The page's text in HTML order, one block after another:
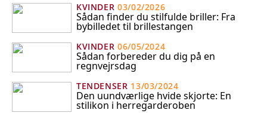
KVINDER 03/02/2026
Sådan finder du stilfulde briller: Fra
bybilledet til brillestangen
KVINDER 06/05/2024
Sådan forbereder du dig på en
regnvejrsdag
TENDENSER 13/03/2024
Den uundværlige hvide skjorte: En
stilikon i herregarderoben